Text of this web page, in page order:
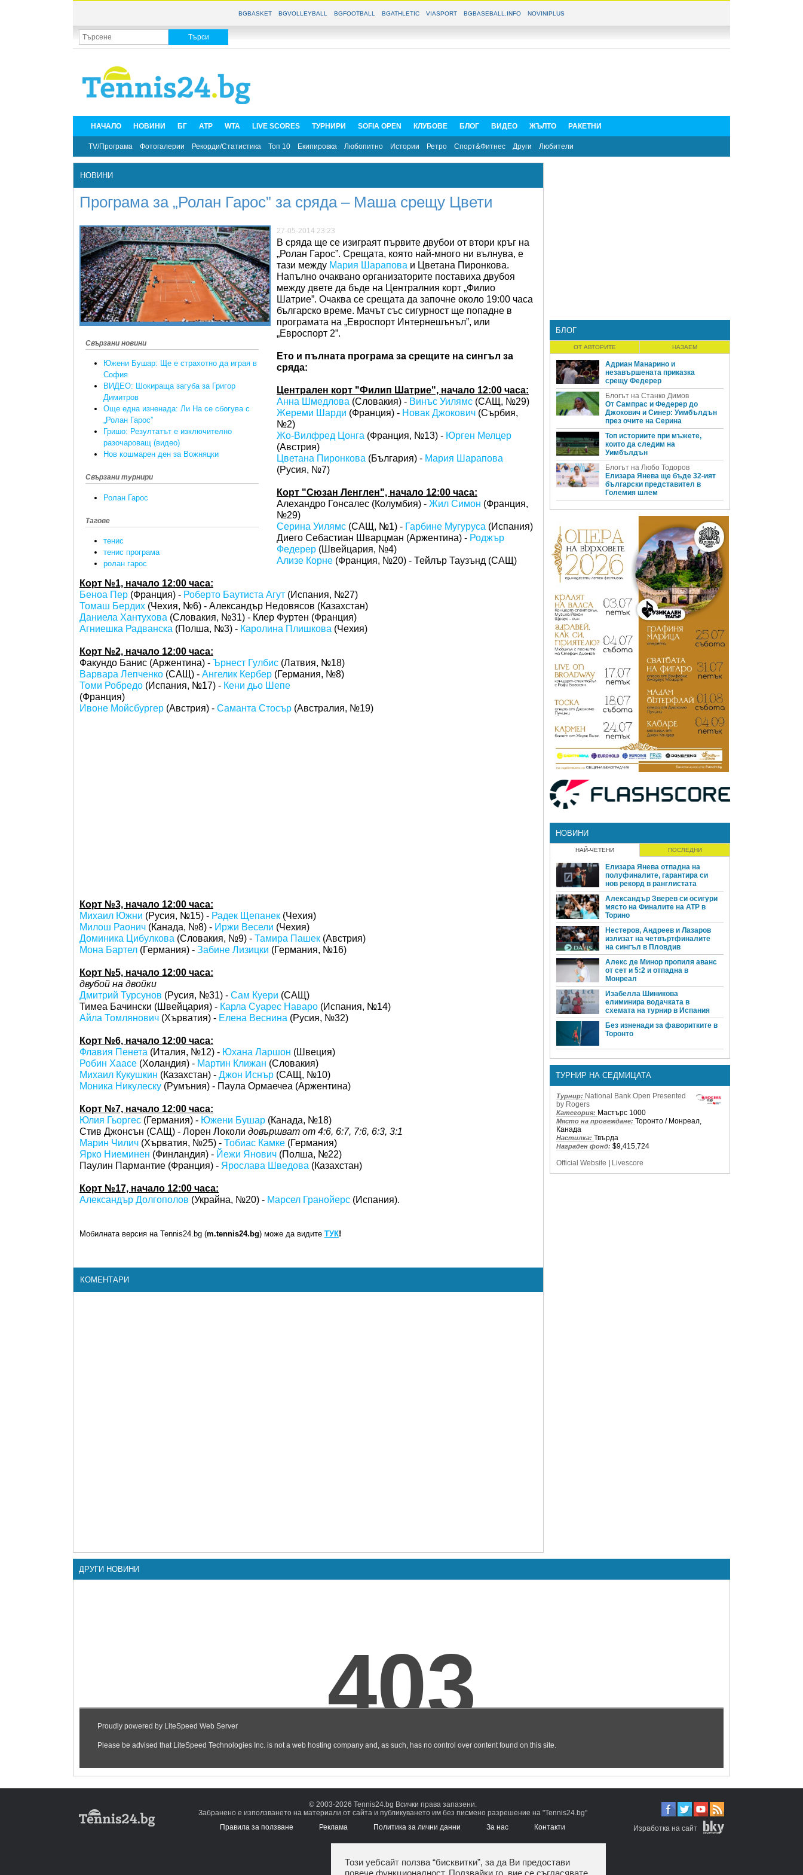
BGBASKET BGVOLLEYBALL BGFOOTBALL BGATHLETIC VIASPORT BGBASEBALL.INFO NOVINIPLUS
НАЧАЛО НОВИНИ БГ ATP WTA LIVE SCORES ТУРНИРИ SOFIA OPEN КЛУБОВЕ БЛОГ ВИДЕО ЖЪЛТО РАКЕТНИ
TV/Програма Фотогалерии Рекорди/Статистика Топ 10 Екипировка Любопитно Истории Ретро Спорт&Фитнес Други Любители
НОВИНИ
Програма за „Ролан Гарос” за сряда – Маша срещу Цвети
Свързани новини
Южени Бушар: Ще е страхотно да играя в
София
ВИДЕО: Шокираща загуба за Григор
Димитров
Още една изненада: Ли На се сбогува с
„Ролан Гарос”
Гришо: Резултатът е изключително
разочароващ (видео)
Нов кошмарен ден за Вожняцки
Свързани турнири
Ролан Гарос
Тагове
тенис
тенис програма
ролан гарос
27-05-2014 23:23
В сряда ще се изиграят първите двубои от втори кръг на
„Ролан Гарос”. Срещата, която най-много ни вълнува, е
тази между Мария Шарапова и Цветана Пиронкова.
Напълно очаквано организаторите поставиха двубоя
между двете да бъде на Централния корт „Филио
Шатрие”. Очаква се срещата да започне около 19:00 часа
българско време. Мачът със сигурност ще попадне в
програмата на „Евроспорт Интернешънъл”, или
„Евроспорт 2”.
Ето и пълната програма за срещите на сингъл за
сряда:
Централен корт "Филип Шатрие", начало 12:00 часа:
Анна Шмедлова (Словакия) - Винъс Уилямс (САЩ, №29)
Жереми Шарди (Франция) - Новак Джокович (Сърбия,
№2)
Жо-Вилфред Цонга (Франция, №13) - Юрген Мелцер
(Австрия)
Цветана Пиронкова (България) - Мария Шарапова
(Русия, №7)
Корт "Сюзан Ленглен", начало 12:00 часа:
Алехандро Гонсалес (Колумбия) - Жил Симон (Франция,
№29)
Серина Уилямс (САЩ, №1) - Гарбине Мугуруса (Испания)
Диего Себастиан Шварцман (Аржентина) - Роджър
Федерер (Швейцария, №4)
Ализе Корне (Франция, №20) - Тейлър Таузънд (САЩ)
Корт №1, начало 12:00 часа:
Беноа Пер (Франция) - Роберто Баутиста Агут (Испания, №27)
Томаш Бердих (Чехия, №6) - Александър Недовясов (Казахстан)
Даниела Хантухова (Словакия, №31) - Клер Фуртен (Франция)
Агниешка Радванска (Полша, №3) - Каролина Плишкова (Чехия)
Корт №2, начало 12:00 часа:
Факундо Банис (Аржентина) - Ърнест Гулбис (Латвия, №18)
Варвара Лепченко (САЩ) - Ангелик Кербер (Германия, №8)
Томи Робредо (Испания, №17) - Кени дьо Шепе
(Франция)
Ивоне Мойсбургер (Австрия) - Саманта Стосър (Австралия, №19)
Корт №3, начало 12:00 часа:
Михаил Южни (Русия, №15) - Радек Щепанек (Чехия)
Милош Раонич (Канада, №8) - Иржи Весели (Чехия)
Доминика Цибулкова (Словакия, №9) - Тамира Пашек (Австрия)
Мона Бартел (Германия) - Забине Лизицки (Германия, №16)
Корт №5, начало 12:00 часа:
двубой на двойки
Дмитрий Турсунов (Русия, №31) - Сам Куери (САЩ)
Тимеа Бачински (Швейцария) - Карла Суарес Наваро (Испания, №14)
Айла Томлянович (Хърватия) - Елена Веснина (Русия, №32)
Корт №6, начало 12:00 часа:
Флавия Пенета (Италия, №12) - Юхана Ларшон (Швеция)
Робин Хаасе (Холандия) - Мартин Клижан (Словакия)
Михаил Кукушкин (Казахстан) - Джон Иснър (САЩ, №10)
Моника Никулеску (Румъния) - Паула Ормаечеа (Аржентина)
Корт №7, начало 12:00 часа:
Юлия Гьоргес (Германия) - Южени Бушар (Канада, №18)
Стив Джонсън (САЩ) - Лорен Локоли довършват от 4:6, 6:7, 7:6, 6:3, 3:1
Марин Чилич (Хърватия, №25) - Тобиас Камке (Германия)
Ярко Ниеминен (Финландия) - Йежи Янович (Полша, №22)
Паулин Пармантие (Франция) - Ярослава Шведова (Казахстан)
Корт №17, начало 12:00 часа:
Александър Долгополов (Украйна, №20) - Марсел Гранойерс (Испания).
Мобилната версия на Tennis24.bg (m.tennis24.bg) може да видите ТУК!
КОМЕНТАРИ
БЛОГ
ОТ АВТОРИТЕ НАЗАЕМ
Адриан Манарино и
незавършената приказка
срещу Федерер
Блогът на Станко Димов
От Сампрас и Федерер до
Джокович и Синер: Уимбълдън
през очите на Серина
Топ историите при мъжете,
които да следим на
Уимбълдън
Блогът на Любо Тодоров
Елизара Янева ще бъде 32-ият
български представител в
Големия шлем
НОВИНИ
НАЙ-ЧЕТЕНИ ПОСЛЕДНИ
Елизара Янева отпадна на
полуфиналите, гарантира си
нов рекорд в ранглистата
Александър Зверев си осигури
място на Финалите на ATP в
Торино
Нестеров, Андреев и Лазаров
излизат на четвъртфиналите
на сингъл в Пловдив
Алекс де Минор пропиля аванс
от сет и 5:2 и отпадна в
Монреал
Изабелла Шиникова
елиминира водачката в
схемата на турнир в Испания
Без изненади за фаворитките в
Торонто
ТУРНИР НА СЕДМИЦАТА
Турнир: National Bank Open Presented
by Rogers
Категория: Мастърс 1000
Място на провеждане: Торонто / Монреал,
Канада
Настилка: Твърда
Награден фонд: $9,415,724
Official Website | Livescore
ДРУГИ НОВИНИ
© 2003-2026 Tennis24.bg Всички права запазени.
Забранено е използването на материали от сайта и публикуването им без писмено разрешение на "Tennis24.bg"
Правила за ползване
Реклама Политика за лични данни За нас Контакти Изработка на сайт
Този уебсайт ползва “бисквитки”, за да Ви предостави
повече функционалност. Ползвайки го, вие се съгласявате